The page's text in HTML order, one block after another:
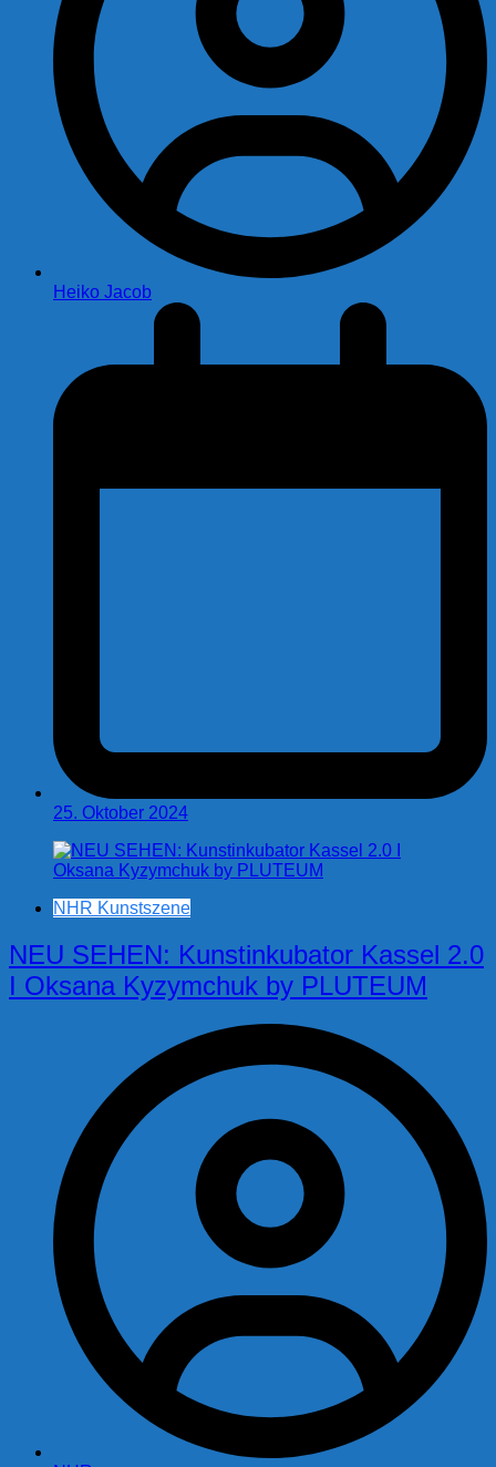
Heiko Jacob
25. Oktober 2024
NHR Kunstszene
NEU SEHEN: Kunstinkubator Kassel 2.0
I Oksana Kyzymchuk by PLUTEUM